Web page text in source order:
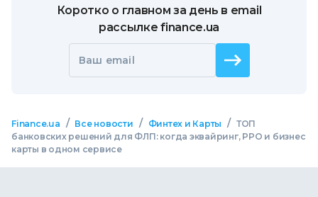
Коротко о главном за день в email
рассылке finance.ua
Ваш email
Finance.ua / Все новости / Финтех и Карты / ТОП
банковских решений для ФЛП: когда эквайринг, РРО и бизнес
карты в одном сервисе